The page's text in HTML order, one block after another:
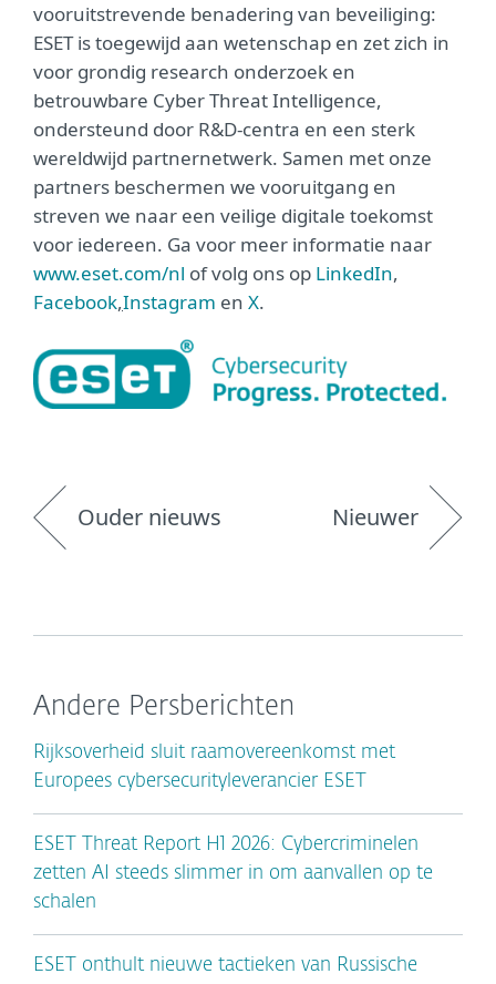
vooruitstrevende benadering van beveiliging:
ESET is toegewijd aan wetenschap en zet zich in
voor grondig research onderzoek en
betrouwbare Cyber Threat Intelligence,
ondersteund door R&D-centra en een sterk
wereldwijd partnernetwerk. Samen met onze
partners beschermen we vooruitgang en
streven we naar een veilige digitale toekomst
voor iedereen. Ga voor meer informatie naar
www.eset.com/nl of volg ons op LinkedIn,
Facebook,Instagram en X.
Ouder nieuws Nieuwer
Andere Persberichten
Rijksoverheid sluit raamovereenkomst met
Europees cybersecurityleverancier ESET
ESET Threat Report H1 2026: Cybercriminelen
zetten AI steeds slimmer in om aanvallen op te
schalen
ESET onthult nieuwe tactieken van Russische